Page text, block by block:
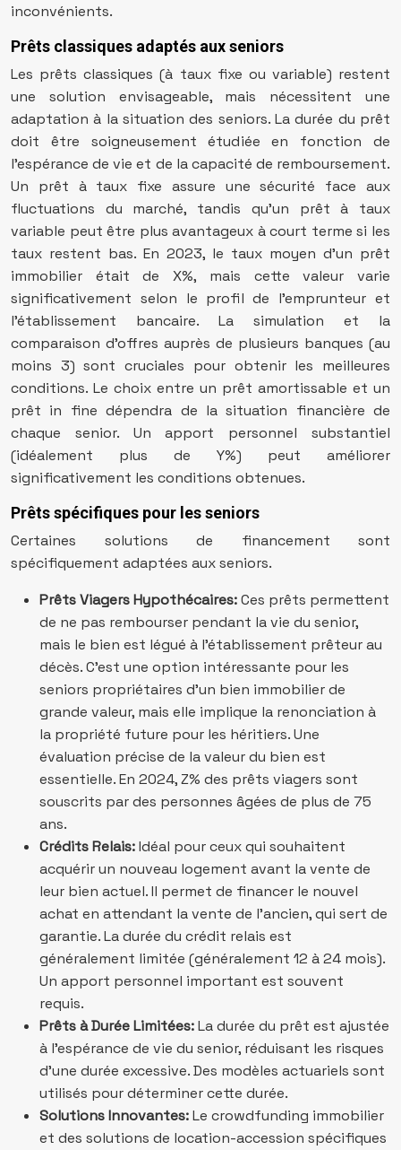
inconvénients.
Prêts classiques adaptés aux seniors
Les prêts classiques (à taux fixe ou variable) restent
une solution envisageable, mais nécessitent une
adaptation à la situation des seniors. La durée du prêt
doit être soigneusement étudiée en fonction de
l’espérance de vie et de la capacité de remboursement.
Un prêt à taux fixe assure une sécurité face aux
fluctuations du marché, tandis qu’un prêt à taux
variable peut être plus avantageux à court terme si les
taux restent bas. En 2023, le taux moyen d’un prêt
immobilier était de X%, mais cette valeur varie
significativement selon le profil de l’emprunteur et
l’établissement bancaire. La simulation et la
comparaison d’offres auprès de plusieurs banques (au
moins 3) sont cruciales pour obtenir les meilleures
conditions. Le choix entre un prêt amortissable et un
prêt in fine dépendra de la situation financière de
chaque senior. Un apport personnel substantiel
(idéalement plus de Y%) peut améliorer
significativement les conditions obtenues.
Prêts spécifiques pour les seniors
Certaines solutions de financement sont
spécifiquement adaptées aux seniors.
Prêts Viagers Hypothécaires:Ces prêts permettent
de ne pas rembourser pendant la vie du senior,
mais le bien est légué à l’établissement prêteur au
décès. C’est une option intéressante pour les
seniors propriétaires d’un bien immobilier de
grande valeur, mais elle implique la renonciation à
la propriété future pour les héritiers. Une
évaluation précise de la valeur du bien est
essentielle. En 2024, Z% des prêts viagers sont
souscrits par des personnes âgées de plus de 75
ans.
Crédits Relais:Idéal pour ceux qui souhaitent
acquérir un nouveau logement avant la vente de
leur bien actuel. Il permet de financer le nouvel
achat en attendant la vente de l’ancien, qui sert de
garantie. La durée du crédit relais est
généralement limitée (généralement 12 à 24 mois).
Un apport personnel important est souvent
requis.
Prêts à Durée Limitées:La durée du prêt est ajustée
à l’espérance de vie du senior, réduisant les risques
d’une durée excessive. Des modèles actuariels sont
utilisés pour déterminer cette durée.
Solutions Innovantes:Le crowdfunding immobilier
et des solutions de location-accession spécifiques